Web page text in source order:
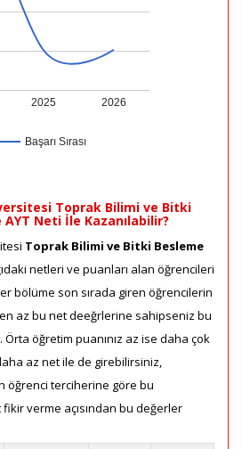
Başarı Sırası
2025 2026
Toprak Bilimi ve Bitki
Neti İle Kazanılabilir?
Toprak Bilimi ve Bitki Besleme
netleri ve puanları alan öğrencileri
bölüme son sırada giren öğrencilerin
az bu net deeğrlerine sahipseniz bu
öğretim puanınız az ise daha çok
az net ile de girebilirsiniz,
öğrenci terciherine göre bu
verme açısından bu değerler